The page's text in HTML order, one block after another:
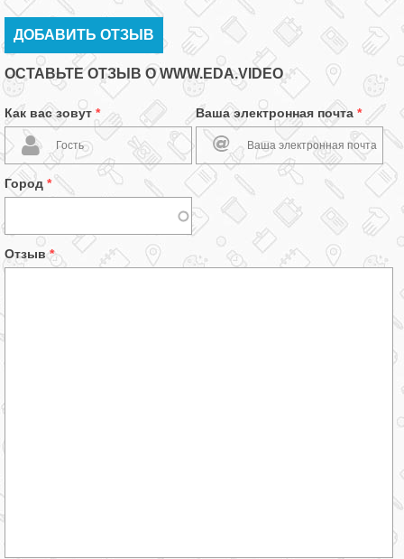
ДОБАВИТЬ ОТЗЫВ
ОСТАВЬТЕ ОТЗЫВ О WWW.EDA.VIDEO
Как вас зовут * Ваша электронная почта *
Город *
Отзыв*